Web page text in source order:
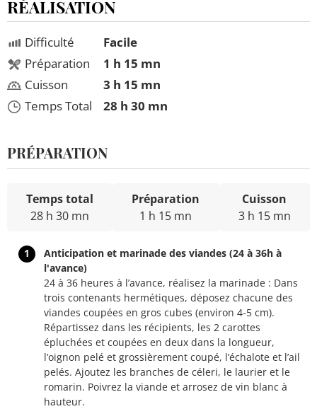
RÉALISATION
Difficulté
Préparation
Cuisson
Temps Total
Facile
1 h 15 mn
3 h 15 mn
28 h 30 mn
PRÉPARATION
Temps total
28 h 30 mn
Préparation
1 h 15 mn
Cuisson
3 h 15 mn
1
Anticipation et marinade des viandes (24 à 36h à
l'avance)
24 à 36 heures à l’avance, réalisez la marinade : Dans
trois contenants hermétiques, déposez chacune des
viandes coupées en gros cubes (environ 4-5 cm).
Répartissez dans les récipients, les 2 carottes
épluchées et coupées en deux dans la longueur,
l’oignon pelé et grossièrement coupé, l’échalote et l’ail
pelés. Ajoutez les branches de céleri, le laurier et le
romarin. Poivrez la viande et arrosez de vin blanc à
hauteur.